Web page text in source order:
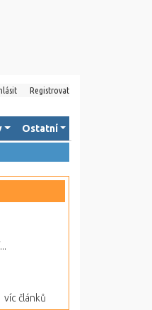
Registrovat
Ostatní
víc článků